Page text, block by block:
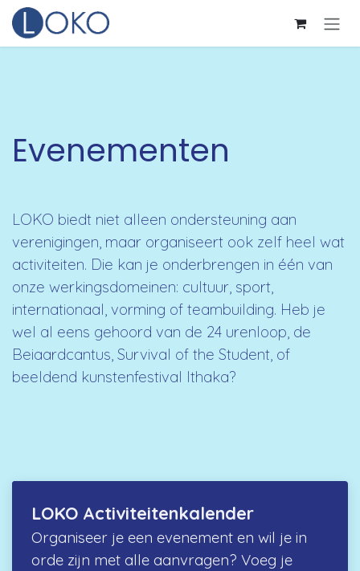
Overslaan naar inhoud
Evenementen
LOKO biedt niet alleen ondersteuning aan
verenigingen, maar organiseert ook zelf heel wat
activiteiten. Die kan je onderbrengen in één van
onze werkingsdomeinen: cultuur, sport,
internationaal, vorming of teambuilding. Heb je
wel al eens gehoord van de 24 urenloop, de
Beiaardcantus, Survival of the Student, of
beeldend kunstenfestival Ithaka?
LOKO Activiteitenkalender
Organiseer je een evenement en wil je in
orde zijn met alle aanvragen? Voeg je